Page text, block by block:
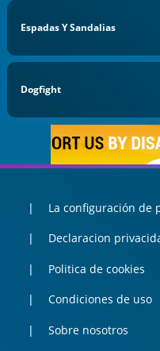
Espadas Y Sandalias
Dogfight
La configuración de
Declaracion
Politica de cookies
Condiciones de uso
Sobre nosotros